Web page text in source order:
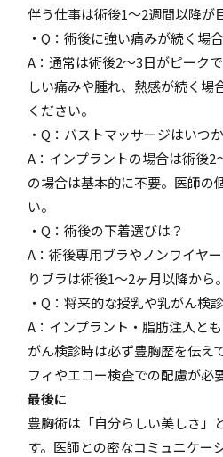
伴う仕事は術後1〜2週間以降が
・Q：術後に強い痛みが続く場
A：通常は術後2〜3日がピーク
しい痛みや腫れ、熱感が続く場
ください。
・Q：バストマッサージはいつ
A：インプラントの場合は術後2
の場合は基本的に不要。医師の
い。
・Q：術後の下着選びは？
A：術後専用ブラやノンワイヤ
りブラは術後1〜2ヶ月以降から。
・Q：将来的な授乳や乳がん検
A：インプラント・脂肪注入と
がん検診時は必ず豊胸歴を伝え
フィやエコー検査での配慮が必
最後に
豊胸術は「自分らしい美しさ」
す。医師との密なコミュニケー